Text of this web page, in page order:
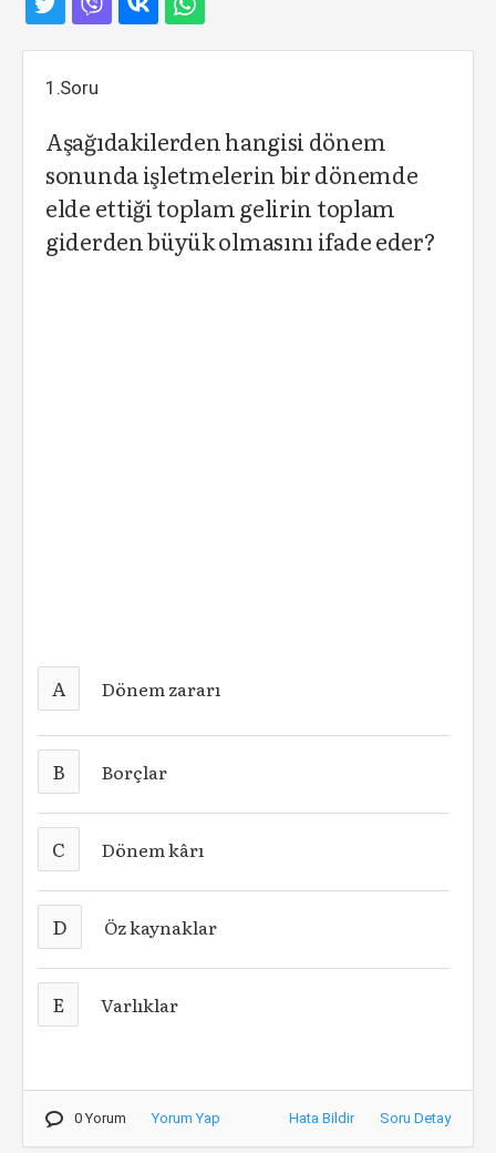
1.Soru
Aşağıdakilerden hangisi dönem
sonunda işletmelerin bir dönemde
elde ettiği toplam gelirin toplam
giderden büyük olmasını ifade eder?
A Dönem zararı
B Borçlar
C Dönem kârı
D Öz kaynaklar
E Varlıklar
0 Yorum Yorum Yap Hata Bildir Soru Detay